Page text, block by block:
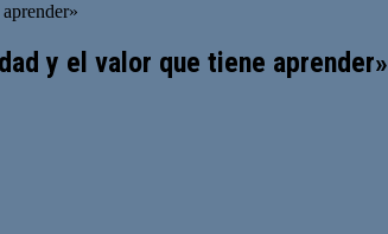
y el valor que tiene aprender»